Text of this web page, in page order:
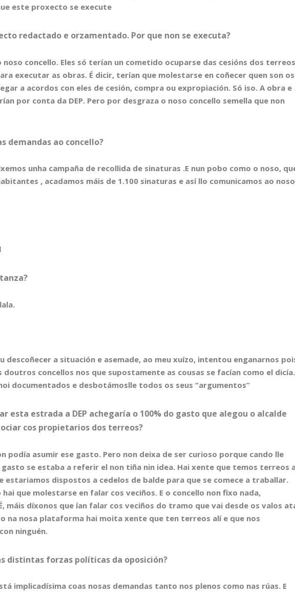
este proxecto se execute
redactado e orzamentado. Por que non se executa?
noso concello. Eles só terían un cometido ocuparse das cesións dos
executar as obras. É dicir, terían que molestarse en coñecer quen son os
a acordos con eles de cesión, compra ou expropiación. Só iso. A obra e
por conta da DEP. Pero por desgraza o noso concello semella que non
demandas ao concello?
unha campaña de recollida de sinaturas .E nun pobo como o noso,
, acadamos máis de 1.100 sinaturas e así llo comunicamos ao noso
descoñecer a situación e asemade, ao meu xuízo, intentou enganarnos
doutros concellos nos que supostamente as cousas se facían como el dicía.
documentados e desbotámoslle todos os seus “argumentos”
esta estrada a DEP achegaría o 100% do gasto que alegou o alcalde
cos propietarios dos terreos?
podía asumir ese gasto. Pero non deixa de ser curioso porque cando lle
se estaba a referir el non tiña nin idea. Hai xente que temos terreos
estariamos dispostos a cedelos de balde para que se comece a traballar.
que molestarse en falar cos veciños. E o concello non fixo nada,
máis díxonos que ían falar cos veciños do tramo que vai desde os valos
na nosa plataforma hai moita xente que ten terreos alí e que nos
ninguén.
distintas forzas políticas da oposición?
implicadísima coas nosas demandas tanto nos plenos como nas rúas. E